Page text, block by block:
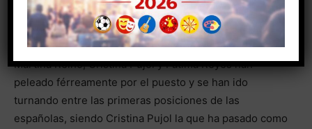
clasificadas, condición requerida por el departamento
Técnico de la RFEV para ser designada como
representante española en Tokio. Asunción Roca,
Martina Reino, Cristina Pujol y Fátima Reyes han
peleado férreamente por el puesto y se han ido
turnando entre las primeras posiciones de las
españolas, siendo Cristina Pujol la que ha pasado como